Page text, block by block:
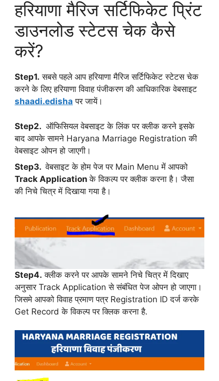
हरियाणा मैरिज सर्टिफिकेट प्रिंट
डाउनलोड स्टेटस चेक कैसे
करें?
Step1. सबसे पहले आप हरियाणा मैरिज सर्टिफिकेट स्टेटस चेक
करने के लिए हरियाणा विवाह पंजीकरण की आधिकारिक वेबसाइट
shaadi.edisha पर जायें।
Step2. ऑफिसियल वेबसाइट के लिंक पर क्लीक करने इसके
बाद आपके सामने Haryana Marriage Registration की
वेबसाइट ओपन हो जाएगी।
Step3.वेबसाइट के होम पेज पर Main Menu में आपको
Track Applicationके विकल्प पर क्लीक करना है। जैसा
की निचे चित्र में दिखाया गया है।
Step4. क्लीक करने पर आपके सामने निचे चित्र में दिखाए
अनुसार Track Application से संबंधित पेज ओपन हो जाएगा।
जिसमे आपको विवाह प्रमाण पत्र Registration ID दर्ज करके
Get Record के विकल्प पर क्लिक करना है.